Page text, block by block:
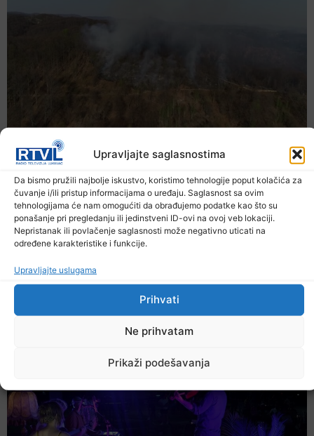
Upravljajte saglasnostima
Da bismo pružili najbolje iskustvo, koristimo tehnologije poput kolačića za
čuvanje i/ili pristup informacijama o uređaju. Saglasnost sa ovim
tehnologijama će nam omogućiti da obrađujemo podatke kao što su
ponašanje pri pregledanju ili jedinstveni ID-ovi na ovoj veb lokaciji.
Nepristanak ili povlačenje saglasnosti može negativno uticati na
određene karakteristike i funkcije.
Upravljajte uslugama
Prihvati
Ne prihvatam
Prikaži podešavanja
U TK povećan broj požara